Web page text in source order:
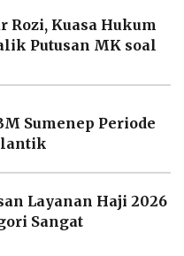
Rozi, Kuasa Hukum
Putusan MK soal
Sumenep Periode
Layanan Haji 2026
Sangat